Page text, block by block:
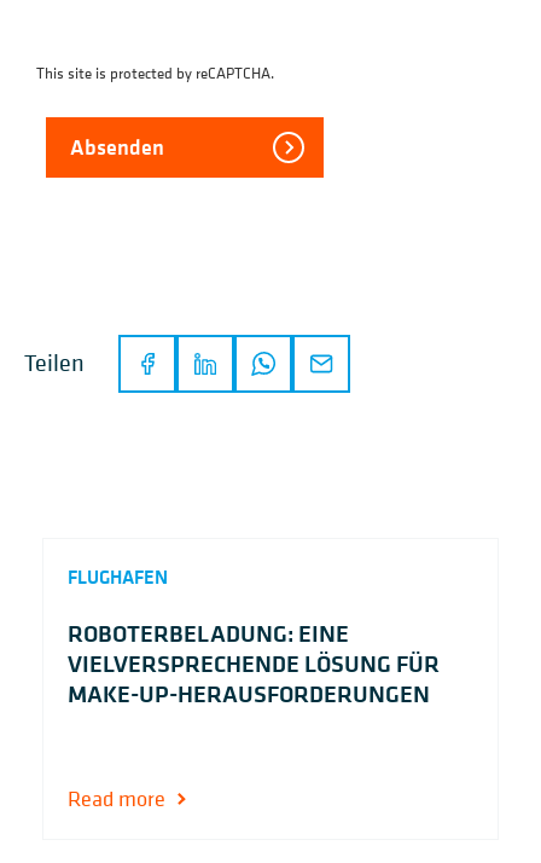
This site is protected by reCAPTCHA.
Absenden
Teilen
FLUGHAFEN
ROBOTERBELADUNG: EINE
VIELVERSPRECHENDE LÖSUNG FÜR
MAKE-UP-HERAUSFORDERUNGEN
Read more